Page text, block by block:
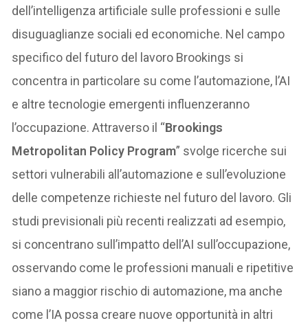
dell’intelligenza artificiale sulle professioni e sulle
disuguaglianze sociali ed economiche. Nel campo
specifico del futuro del lavoro Brookings si
concentra in particolare su come l’automazione, l’AI
e altre tecnologie emergenti influenzeranno
l’occupazione. Attraverso il “Brookings
Metropolitan Policy Program” svolge ricerche sui
settori vulnerabili all’automazione e sull’evoluzione
delle competenze richieste nel futuro del lavoro. Gli
studi previsionali più recenti realizzati ad esempio,
si concentrano sull’impatto dell’AI sull’occupazione,
osservando come le professioni manuali e ripetitive
siano a maggior rischio di automazione, ma anche
come l’IA possa creare nuove opportunità in altri